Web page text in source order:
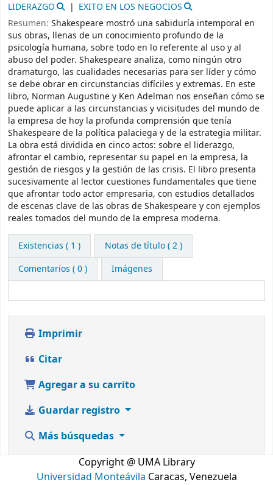
LIDERAZGO
EXITO EN LOS NEGOCIOS
Resumen: Shakespeare mostró una sabiduría intemporal en
sus obras, llenas de un conocimiento profundo de la
psicología humana, sobre todo en lo referente al uso y al
abuso del poder. Shakespeare analiza, como ningún otro
dramaturgo, las cualidades necesarias para ser líder y cómo
se debe obrar en circunstancias difíciles y extremas. En este
libro, Norman Augustine y Ken Adelman nos enseñan cómo se
puede aplicar a las circunstancias y vicisitudes del mundo de
la empresa de hoy la profunda comprensión que tenía
Shakespeare de la política palaciega y de la estrategia militar.
La obra está dividida en cinco actos: sobre el liderazgo,
afrontar el cambio, representar su papel en la empresa, la
gestión de riesgos y la gestión de las crisis. El libro presenta
sucesivamente al lector cuestiones fundamentales que tiene
que afrontar todo actor empresaria, con estudios detallados
de escenas clave de las obras de Shakespeare y con ejemplos
reales tomados del mundo de la empresa moderna.
Existencias ( 1 )
Notas de título ( 2 )
Comentarios ( 0 )
Imágenes
Imprimir
Citar
Agregar a su carrito
Guardar registro
Más búsquedas
Copyright @ UMA Library
Universidad Monteávila Caracas, Venezuela